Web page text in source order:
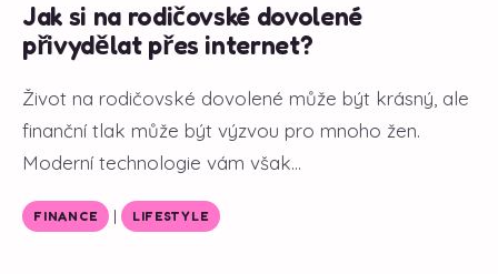
Jak si na rodičovské dovolené
přivydělat přes internet?
Život na rodičovské dovolené může být krásný, ale
finanční tlak může být výzvou pro mnoho žen.
Moderní technologie vám však...
FINANCE | LIFESTYLE